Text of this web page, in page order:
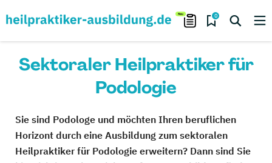
0
Sektoraler Heilpraktiker für
Podologie
Sie sind Podologe und möchten Ihren beruflichen
Horizont durch eine Ausbildung zum sektoralen
Heilpraktiker für Podologie erweitern? Dann sind Sie